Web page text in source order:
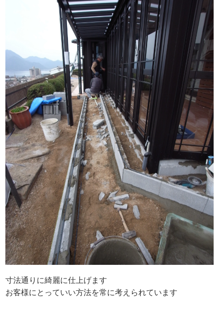
寸法通りに綺麗に仕上げます
お客様にとっていい方法を常に考えられています